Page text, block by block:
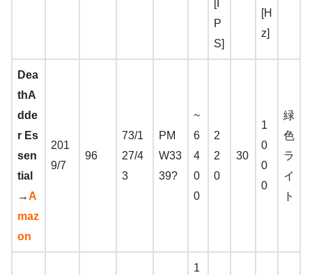
P
S]
[H
z]
Dea
thA
dde
r Es
sen
tial
→A
maz
on
201
9/7
96
73/1
27/4
3
PM
W33
39?
~
6
4
0
0
2
2
0
30
1
0
0
0
緑
色
ラ
イ
ト
1